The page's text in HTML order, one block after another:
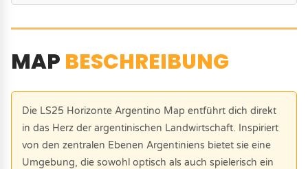
MAP BESCHREIBUNG
Die LS25 Horizonte Argentino Map entführt dich direkt
in das Herz der argentinischen Landwirtschaft. Inspiriert
von den zentralen Ebenen Argentiniens bietet sie eine
Umgebung, die sowohl optisch als auch spielerisch ein